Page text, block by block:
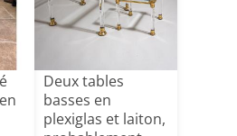
Deux tables
basses en
plexiglas et laiton,